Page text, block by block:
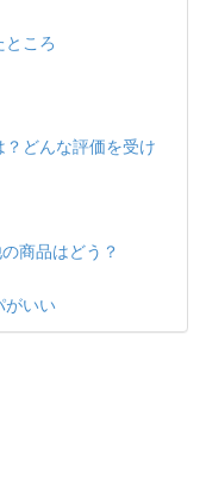
ころ
どんな評価を受け
商品はどう？
がいい